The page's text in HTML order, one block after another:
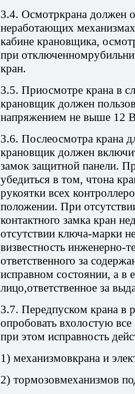
3.4. Осмотркрана должен
неработающих
кабине крановщика,
при
кран.
3.5. Приосмотре крана в
крановщик должен
напряжением не выше 12
3.6. Послеосмотра крана
крановщик должен
замок защитной панели.
убедиться в том, чтона
рукоятки всех
положении. При
контактного замка кран
отсутствии ключа-марки
визвестность инженерно-
ответственного за
исправном состоянии, а в
лицо,ответственное за
3.7. Передпуском крана в
опробовать вхолостую
при этом исправность
1) механизмовкрана и
2) тормозовмеханизмов